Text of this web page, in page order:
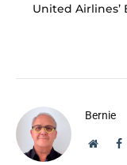
United Airlines’
Bernie
Website